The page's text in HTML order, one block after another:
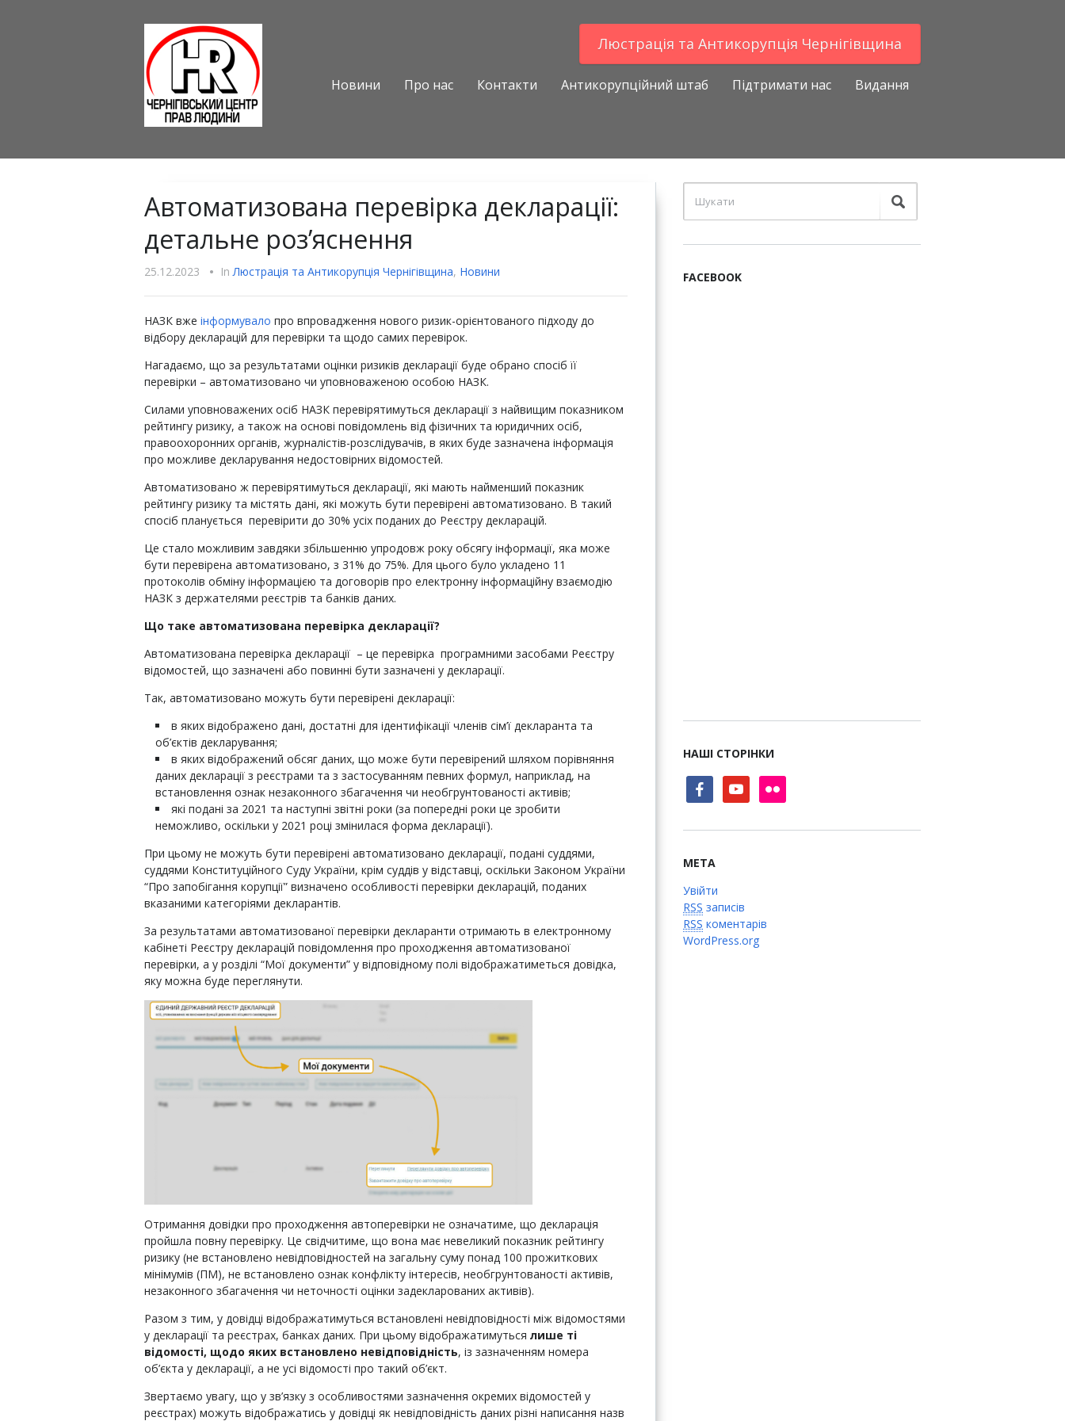
Люстрацiя та Антикорупцiя Чернігівщина
Новини Про нас Контакти Антикорупційний штаб Підтримати нас Видання
Автоматизована перевірка декларації:
детальне роз’яснення
25.12.2023 • InЛюстрацiя та Антикорупцiя Чернігівщина, Новини
НАЗК вже інформувало про впровадження нового ризик-орієнтованого підходу до
відбору декларацій для перевірки та щодо самих перевірок.
Нагадаємо, що за результатами оцінки ризиків декларації буде обрано спосіб її
перевірки – автоматизовано чи уповноваженою особою НАЗК.
Силами уповноважених осіб НАЗК перевірятимуться декларації з найвищим показником
рейтингу ризику, а також на основі повідомлень від фізичних та юридичних осіб,
правоохоронних органів, журналістів-розслідувачів, в яких буде зазначена інформація
про можливе декларування недостовірних відомостей.
Автоматизовано ж перевірятимуться декларації, які мають найменший показник
рейтингу ризику та містять дані, які можуть бути перевірені автоматизовано. В такий
спосіб планується перевірити до 30% усіх поданих до Реєстру декларацій.
Це стало можливим завдяки збільшенню упродовж року обсягу інформації, яка може
бути перевірена автоматизовано, з 31% до 75%. Для цього було укладено 11
протоколів обміну інформацією та договорів про електронну інформаційну взаємодію
НАЗК з держателями реєстрів та банків даних.
Що таке автоматизована перевірка декларації?
Автоматизована перевірка декларації – це перевірка програмними засобами Реєстру
відомостей, що зазначені або повинні бути зазначені у декларації.
Так, автоматизовано можуть бути перевірені декларації:
в яких відображено дані, достатні для ідентифікації членів сім’ї декларанта та
об’єктів декларування;
в яких відображений обсяг даних, що може бути перевірений шляхом порівняння
даних декларації з реєстрами та з застосуванням певних формул, наприклад, на
встановлення ознак незаконного збагачення чи необгрунтованості активів;
які подані за 2021 та наступні звітні роки (за попередні роки це зробити
неможливо, оскільки у 2021 році змінилася форма декларації).
При цьому не можуть бути перевірені автоматизовано декларації, подані суддями,
суддями Конституційного Суду України, крім суддів у відставці, оскільки Законом України
“Про запобігання корупції” визначено особливості перевірки декларацій, поданих
вказаними категоріями декларантів.
За результатами автоматизованої перевірки декларанти отримають в електронному
кабінеті Реєстру декларацій повідомлення про проходження автоматизованої
перевірки, а у розділі “Мої документи” у відповідному полі відображатиметься довідка,
яку можна буде переглянути.
Отримання довідки про проходження автоперевірки не означатиме, що декларація
пройшла повну перевірку. Це свідчитиме, що вона має невеликий показник рейтингу
ризику (не встановлено невідповідностей на загальну суму понад 100 прожиткових
мінімумів (ПМ), не встановлено ознак конфлікту інтересів, необгрунтованості активів,
незаконного збагачення чи неточності оцінки задекларованих активів).
Разом з тим, у довідці відображатимуться встановлені невідповідності між відомостями
у декларації та реєстрах, банках даних. При цьому відображатимуться лише ті
відомості, щодо яких встановлено невідповідність, із зазначенням номера
об’єкта у декларації, а не усі відомості про такий об’єкт.
Звертаємо увагу, що у зв’язку з особливостями зазначення окремих відомостей у
реєстрах) можуть відображатись у довідці як невідповідність даних різні написання назв
FACEBOOK
НАШІ СТОРІНКИ
facebookyoutube flickr
МЕТА
Увійти
RSS записів
RSS коментарів
WordPress.org